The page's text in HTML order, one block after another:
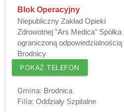
Blok Operacyjny
Niepubliczny Zakład Opieki
Zdrowotnej "Ars Medica" Spółka
ograniczoną odpowiedzialnością
Brodnicy
POKAŻ TELEFON
Gmina: Brodnica
Filia: Oddziały Szpitalne